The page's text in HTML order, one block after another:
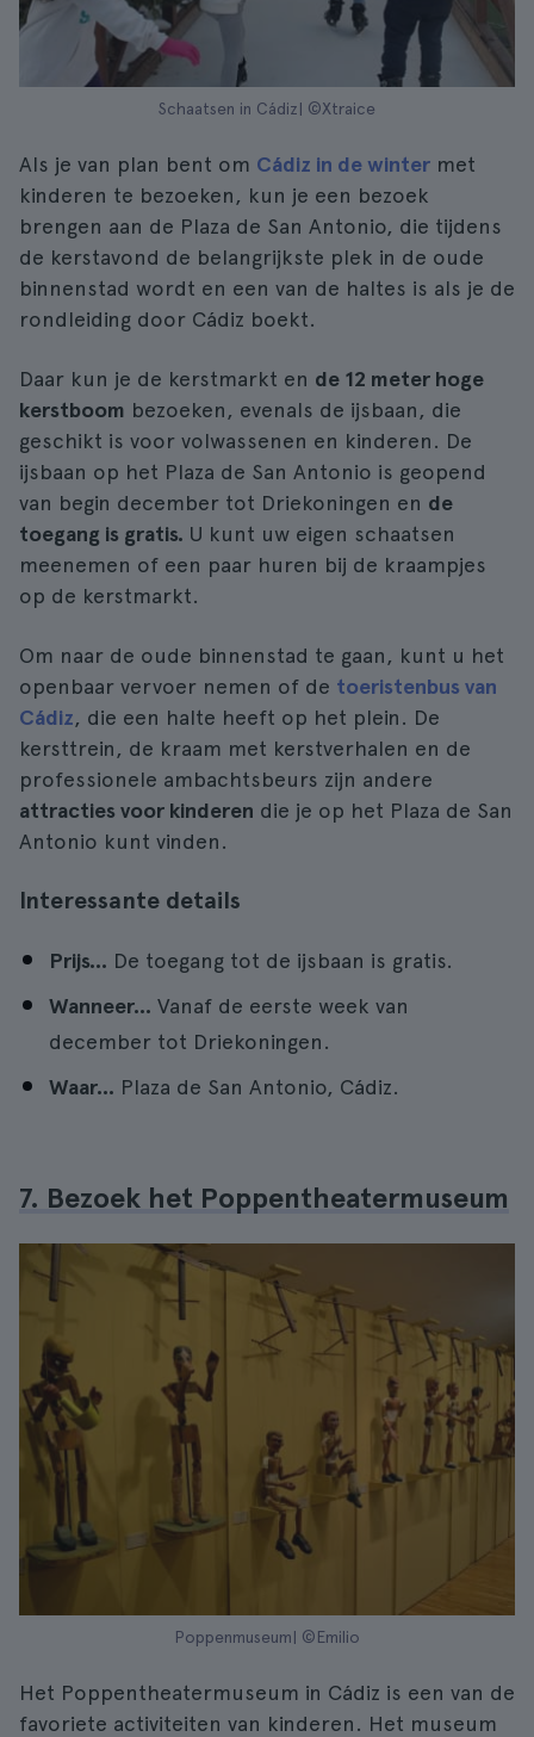
Schaatsen in Cádiz| ©Xtraice
Als je van plan bent om Cádiz in de winter met
kinderen te bezoeken, kun je een bezoek
brengen aan de Plaza de San Antonio, die tijdens
de kerstavond de belangrijkste plek in de oude
binnenstad wordt en een van de haltes is als je de
rondleiding door Cádiz boekt.
Daar kun je de kerstmarkt en de 12 meter hoge
kerstboom bezoeken, evenals de ijsbaan, die
geschikt is voor volwassenen en kinderen. De
ijsbaan op het Plaza de San Antonio is geopend
van begin december tot Driekoningen en de
toegang is gratis. U kunt uw eigen schaatsen
meenemen of een paar huren bij de kraampjes
op de kerstmarkt.
Om naar de oude binnenstad te gaan, kunt u het
openbaar vervoer nemen of de toeristenbus van
Cádiz, die een halte heeft op het plein. De
kersttrein, de kraam met kerstverhalen en de
professionele ambachtsbeurs zijn andere
attracties voor kinderen die je op het Plaza de San
Antonio kunt vinden.
Interessante details
Prijs... De toegang tot de ijsbaan is gratis.
Wanneer... Vanaf de eerste week van
december tot Driekoningen.
Waar... Plaza de San Antonio, Cádiz.
7. Bezoek het Poppentheatermuseum
Poppenmuseum| ©Emilio
Het Poppentheatermuseum in Cádiz is een van de
favoriete activiteiten van kinderen. Het museum